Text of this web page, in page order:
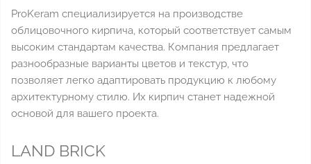
ProKeram специализируется на производстве
облицовочного кирпича, который соответствует самым
высоким стандартам качества. Компания предлагает
разнообразные варианты цветов и текстур, что
позволяет легко адаптировать продукцию к любому
архитектурному стилю. Их кирпич станет надежной
основой для вашего проекта.
LAND BRICK